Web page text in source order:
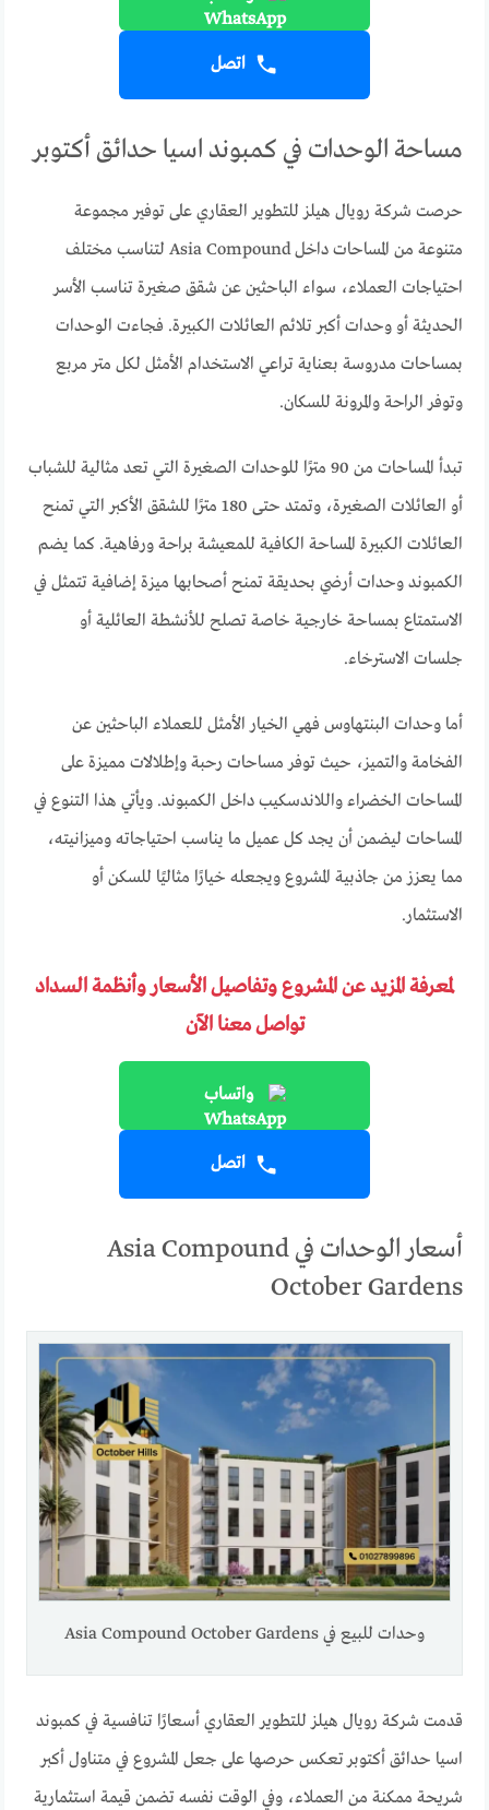
اتصل
مساحة الوحدات في كمبوند اسيا حدائق أكتوبر
حرصت شركة رويال هيلز للتطوير العقاري على توفير مجموعة
متنوعة من المساحات داخل Asia Compound لتناسب مختلف
احتياجات العملاء، سواء الباحثين عن شقق صغيرة تناسب الأسر
الحديثة أو وحدات أكبر تلائم العائلات الكبيرة. فجاءت الوحدات
بمساحات مدروسة بعناية تراعي الاستخدام الأمثل لكل متر مربع
وتوفر الراحة والمرونة للسكان.
تبدأ المساحات من 90 مترًا للوحدات الصغيرة التي تعد مثالية للشباب
أو العائلات الصغيرة، وتمتد حتى 180 مترًا للشقق الأكبر التي تمنح
العائلات الكبيرة المساحة الكافية للمعيشة براحة ورفاهية. كما يضم
الكمبوند وحدات أرضي بحديقة تمنح أصحابها ميزة إضافية تتمثل في
الاستمتاع بمساحة خارجية خاصة تصلح للأنشطة العائلية أو
جلسات الاسترخاء.
أما وحدات البنتهاوس فهي الخيار الأمثل للعملاء الباحثين عن
الفخامة والتميز، حيث توفر مساحات رحبة وإطلالات مميزة على
المساحات الخضراء واللاندسكيب داخل الكمبوند. ويأتي هذا التنوع في
المساحات ليضمن أن يجد كل عميل ما يناسب احتياجاته وميزانيته،
مما يعزز من جاذبية المشروع ويجعله خيارًا مثاليًا للسكن أو
الاستثمار.
لمعرفة المزيد عن المشروع وتفاصيل الأسعار وأنظمة السداد
تواصل معنا الآن
واتساب
اتصل
أسعار الوحدات في Asia Compound
October Gardens
وحدات للبيع في Asia Compound October Gardens
قدمت شركة رويال هيلز للتطوير العقاري أسعارًا تنافسية في كمبوند
اسيا حدائق أكتوبر تعكس حرصها على جعل المشروع في متناول أكبر
شريحة ممكنة من العملاء، وفي الوقت نفسه تضمن قيمة استثمارية